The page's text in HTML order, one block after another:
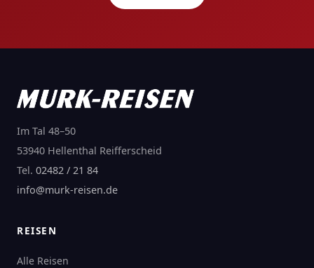
Im Tal 48–50
53940 Hellenthal Reifferscheid
Tel. 02482 / 21 84
info@murk-reisen.de
REISEN
Alle Reisen